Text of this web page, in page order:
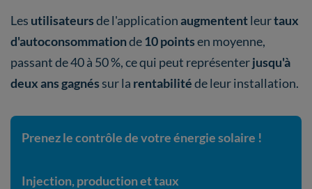
Les utilisateursde l'applicationaugmententleurtaux
d'autoconsommationde10 pointsen moyenne,
passant de 40 à 50 %, ce qui peut représenterjusqu'à
deux ans gagnés sur la rentabilitéde leur installation.
Prenez le contrôle de votre énergie solaire !
Injection, production et taux